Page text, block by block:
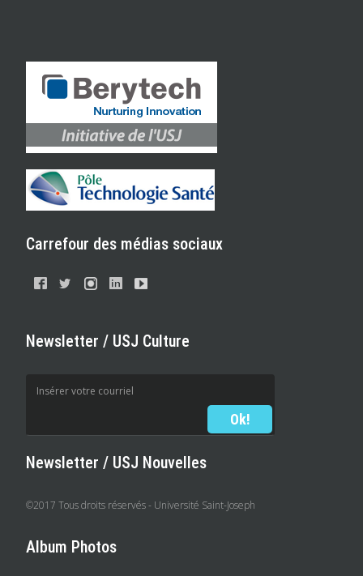
Carrefour des médias sociaux
Newsletter / USJ Culture
Newsletter / USJ Nouvelles
©2017 Tous droits réservés - Université Saint-Joseph
Album Photos